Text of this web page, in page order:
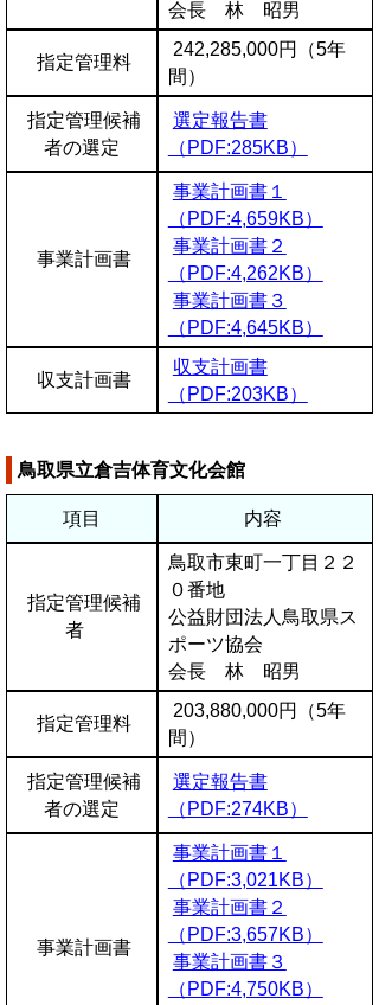
会長 林 昭男
指定管理料
242,285,000円（5年
間）
指定管理候補
者の選定
選定報告書
（PDF:285KB）
事業計画書
事業計画書１
（PDF:4,659KB）
事業計画書２
（PDF:4,262KB）
事業計画書３
（PDF:4,645KB）
収支計画書
収支計画書
（PDF:203KB）
鳥取県立倉吉体育文化会館
項目 内容
指定管理候補
者
鳥取市東町一丁目２２
０番地
公益財団法人鳥取県ス
ポーツ協会
会長 林 昭男
指定管理料
203,880,000円（5年
間）
指定管理候補
者の選定
選定報告書
（PDF:274KB）
事業計画書
事業計画書１
（PDF:3,021KB）
事業計画書２
（PDF:3,657KB）
事業計画書３
（PDF:4,750KB）